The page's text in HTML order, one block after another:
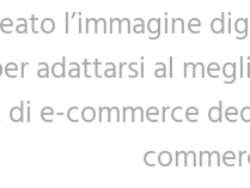
l’immagine
adattarsi al
e-commerce